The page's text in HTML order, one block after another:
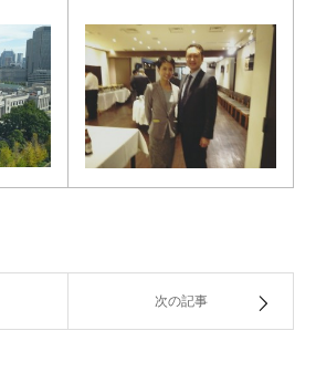
次の記事